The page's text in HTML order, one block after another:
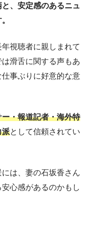
、安定感のあるニュ
視聴者に親しまれて
滑舌に関する声もあ
事ぶりに好意的な意
・報道記者・海外特
派として信頼されてい
は、妻の石坂香さん
心感があるのかもし